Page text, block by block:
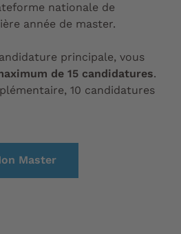
nationale de
année de master.
principale, vous
de 15 candidatures.
10 candidatures
Master